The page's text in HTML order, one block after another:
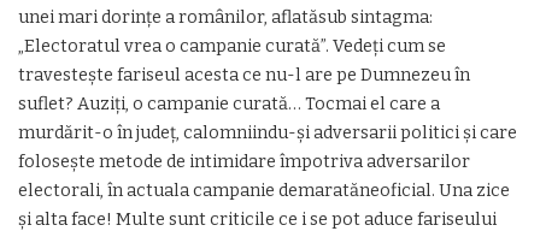
unei mari dorințe a românilor, aflatăsub sintagma:
„Electoratul vrea o campanie curată”. Vedeți cum se
travestește fariseul acesta ce nu-l are pe Dumnezeu în
suflet? Auziți, o campanie curată… Tocmai el care a
murdărit-o în județ, calomniindu-și adversarii politici și care
folosește metode de intimidare împotriva adversarilor
electorali, în actuala campanie demaratăneoficial. Una zice
și alta face! Multe sunt criticile ce i se pot aduce fariseului